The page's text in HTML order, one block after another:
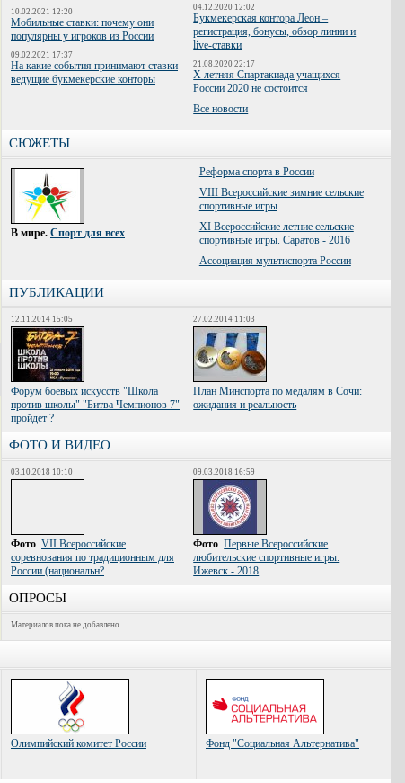
10.02.2021 12:20
Мобильные ставки: почему они
популярны у игроков из России
09.02.2021 17:37
На какие события принимают ставки
ведущие букмекерские конторы
04.12.2020 12:02
Букмекерская контора Леон –
регистрация, бонусы, обзор линии и
live-ставки
21.08.2020 22:17
Х летняя Спартакиада учащихся
России 2020 не состоится
Все новости
СЮЖЕТЫ
Реформа спорта в России
VIII Всероссийские зимние сельские
спортивные игры
XI Всероссийские летние сельские
спортивные игры. Саратов - 2016
Ассоциация мультиспорта России
В мире. Спорт для всех
ПУБЛИКАЦИИ
12.11.2014 15:05
Форум боевых искусств "Школа
против школы" "Битва Чемпионов 7"
пройдет ?
27.02.2014 11:03
План Минспорта по медалям в Сочи:
ожидания и реальность
ФОТО И ВИДЕО
03.10.2018 10:10
Фото. VII Всероссийские
соревнования по традиционным для
России (национальн?
09.03.2018 16:59
Фото.Первые Всероссийские
любительские спортивные игры.
Ижевск - 2018
ОПРОСЫ
Материалов пока не добавлено
Олимпийский комитет России Фонд "Социальная Альтернатива"